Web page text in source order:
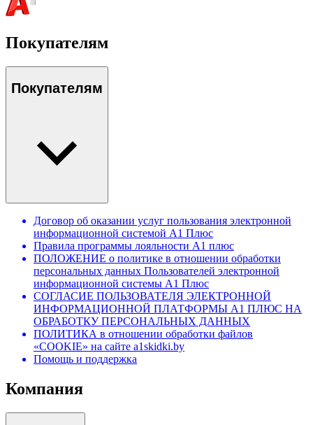
Покупателям
Покупателям
Договор об оказании услуг пользования электронной
информационной системой А1 Плюс
Правила программы лояльности А1 плюс
ПОЛОЖЕНИЕ о политике в отношении обработки
персональных данных Пользователей электронной
информационной системы А1 Плюс
СОГЛАСИЕ ПОЛЬЗОВАТЕЛЯ ЭЛЕКТРОННОЙ
ИНФОРМАЦИОННОЙ ПЛАТФОРМЫ А1 ПЛЮС НА
ОБРАБОТКУ ПЕРСОНАЛЬНЫХ ДАННЫХ
ПОЛИТИКА в отношении обработки файлов
«COOKIE» на сайте a1skidki.by
Помощь и поддержка
Компания